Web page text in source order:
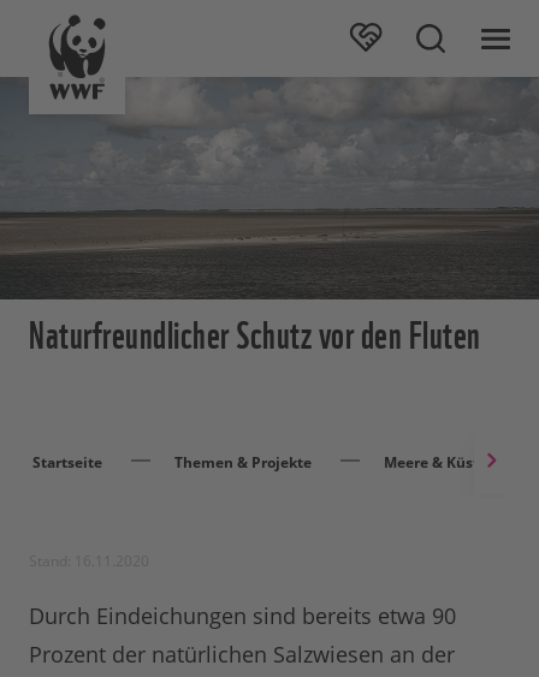
Naturfreundlicher Schutz vor den Fluten
Startseite Themen & Projekte Meere & Küsten
Durch Eindeichungen sind bereits etwa 90
Prozent der natürlichen Salzwiesen an der